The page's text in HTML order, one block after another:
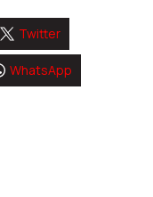
Twitter
WhatsApp